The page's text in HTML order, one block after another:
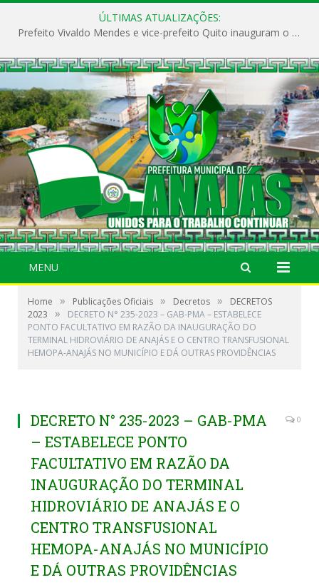
ÚLTIMAS ATUALIZAÇÕES:
Prefeito Vivaldo Mendes e vice-prefeito Quito inauguram o CAPS e fortalecem a saúde pública em Anajás.
MENU
Home » Publicações Oficiais » Decretos »
DECRETOS
2023
»
DECRETO N° 235-2023 – GAB-PMA – ESTABELECE
PONTO FACULTATIVO EM RAZÃO DA INAUGURAÇÃO DO
TERMINAL HIDROVIÁRIO DE ANAJÁS E O CENTRO TRANSFUSIONAL
HEMOPA-ANAJÁS NO MUNICÍPIO E DÁ OUTRAS PROVIDÊNCIAS
DECRETO N° 235-2023 – GAB-PMA
– ESTABELECE PONTO
FACULTATIVO EM RAZÃO DA
INAUGURAÇÃO DO TERMINAL
HIDROVIÁRIO DE ANAJÁS E O
CENTRO TRANSFUSIONAL
HEMOPA-ANAJÁS NO MUNICÍPIO
E DÁ OUTRAS PROVIDÊNCIAS
0